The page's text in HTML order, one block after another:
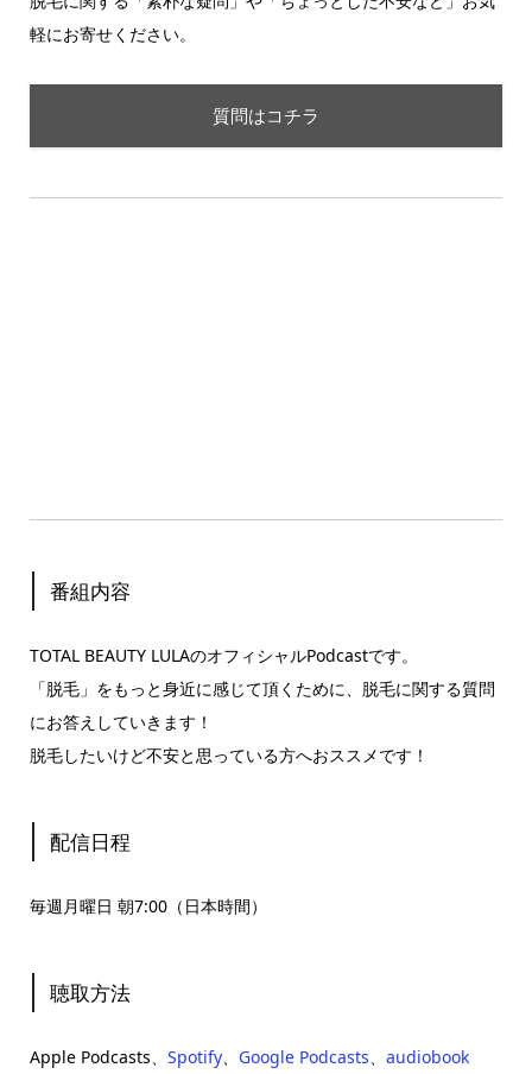
軽にお寄せください。
質問はコチラ
番組内容
TOTAL BEAUTY LULAのオフィシャルPodcastです。
「脱毛」をもっと身近に感じて頂くために、脱毛に関する質問
にお答えしていきます！
脱毛したいけど不安と思っている方へおススメです！
配信日程
毎週月曜日 朝7:00（日本時間）
聴取方法
Apple Podcasts、 Spotify、 Google Podcasts、 audiobook